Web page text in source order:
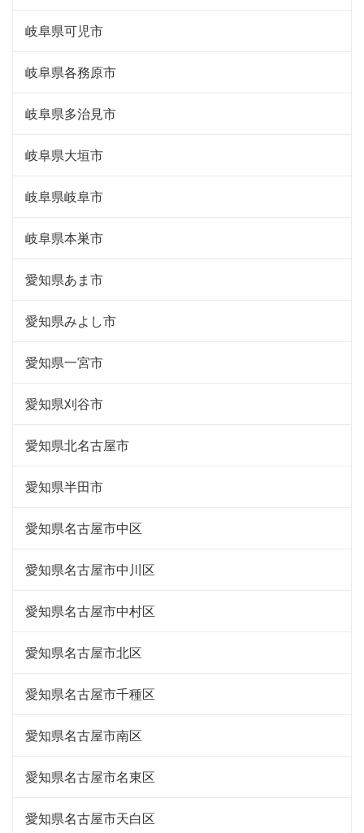
岐阜県可児市
岐阜県各務原市
岐阜県多治見市
岐阜県大垣市
岐阜県岐阜市
岐阜県本巣市
愛知県あま市
愛知県みよし市
愛知県一宮市
愛知県刈谷市
愛知県北名古屋市
愛知県半田市
愛知県名古屋市中区
愛知県名古屋市中川区
愛知県名古屋市中村区
愛知県名古屋市北区
愛知県名古屋市千種区
愛知県名古屋市南区
愛知県名古屋市名東区
愛知県名古屋市天白区